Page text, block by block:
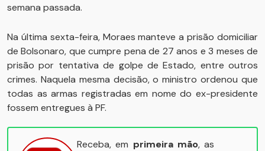
semana passada.
Na última sexta-feira, Moraes manteve a prisão domiciliar
de Bolsonaro, que cumpre pena de 27 anos e 3 meses de
prisão por tentativa de golpe de Estado, entre outros
crimes. Naquela mesma decisão, o ministro ordenou que
todas as armas registradas em nome do ex-presidente
fossem entregues à PF.
Receba, em primeira mão, as